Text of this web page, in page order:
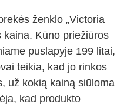
ženklo „Victoria
kaina. Kūno priežiūros
puslapyje 199 litai,
teikia, kad jo rinkos
už kokią kainą siūloma
kad produkto